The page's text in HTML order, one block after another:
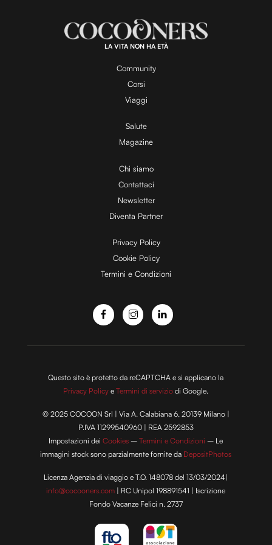
a
y
V
i
d
e
o
:
1
0
0
.
0
LA VITA NON HA ETÀ
Community
Corsi
Viaggi
Salute
Magazine
Chi siamo
Contattaci
Newsletter
Diventa Partner
Privacy Policy
Cookie Policy
Termini e Condizioni
Questo sito è protetto da reCAPTCHA e si applicano la
Privacy Policy eTermini di servizio di Google.
© 2025 COCOON Srl | Via A. Calabiana 6, 20139 Milano |
P.IVA 11299540960 | REA 2592853
Impostazioni deiCookies –Termini e Condizioni – Le
immagini stock sono parzialmente fornite da DepositPhotos
Licenza Agenzia di viaggio e T.O. 148078 del 13/03/2024|
info@cocooners.com | RC Unipol 198891541 | Iscrizione
Fondo Vacanze Felici n. 2737